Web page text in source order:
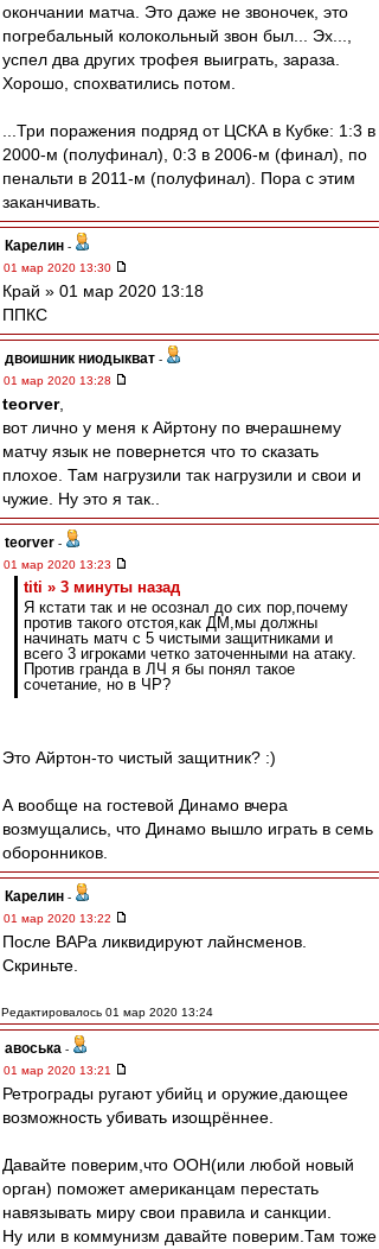
окончании матча. Это даже не звоночек, это
погребальный колокольный звон был... Эх...,
успел два других трофея выиграть, зараза.
Хорошо, спохватились потом.
...Три поражения подряд от ЦСКА в Кубке: 1:3 в
2000-м (полуфинал), 0:3 в 2006-м (финал), по
пенальти в 2011-м (полуфинал). Пора с этим
заканчивать.
Карелин -
01 мар 2020 13:30
Край » 01 мар 2020 13:18
ППКС
двоишник ниодыкват -
01 мар 2020 13:28
teorver,
вот лично у меня к Айртону по вчерашнему
матчу язык не повернется что то сказать
плохое. Там нагрузили так нагрузили и свои и
чужие. Ну это я так..
teorver -
01 мар 2020 13:23
titi » 3 минуты назад
Я кстати так и не осознал до сих пор,почему
против такого отстоя,как ДМ,мы должны
начинать матч с 5 чистыми защитниками и
всего 3 игроками четко заточенными на атаку.
Против гранда в ЛЧ я бы понял такое
сочетание, но в ЧР?
Это Айртон-то чистый защитник? :)
А вообще на гостевой Динамо вчера
возмущались, что Динамо вышло играть в семь
оборонников.
Карелин -
01 мар 2020 13:22
После ВАРа ликвидируют лайнсменов.
Скриньте.
Редактировалось 01 мар 2020 13:24
авоська -
01 мар 2020 13:21
Ретрограды ругают убийц и оружие,дающее
возможность убивать изощрённее.
Давайте поверим,что ООН(или любой новый
орган) поможет американцам перестать
навязывать миру свои правила и санкции.
Ну или в коммунизм давайте поверим.Там тоже